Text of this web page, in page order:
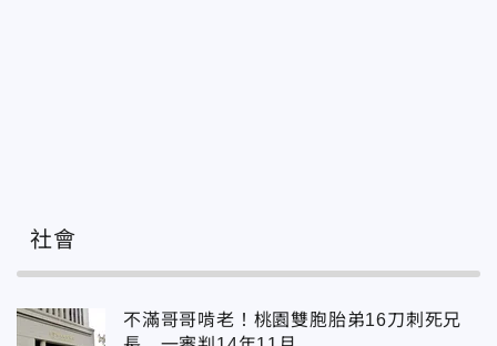
社會
不滿哥哥啃老！桃園雙胞胎弟16刀刺死兄